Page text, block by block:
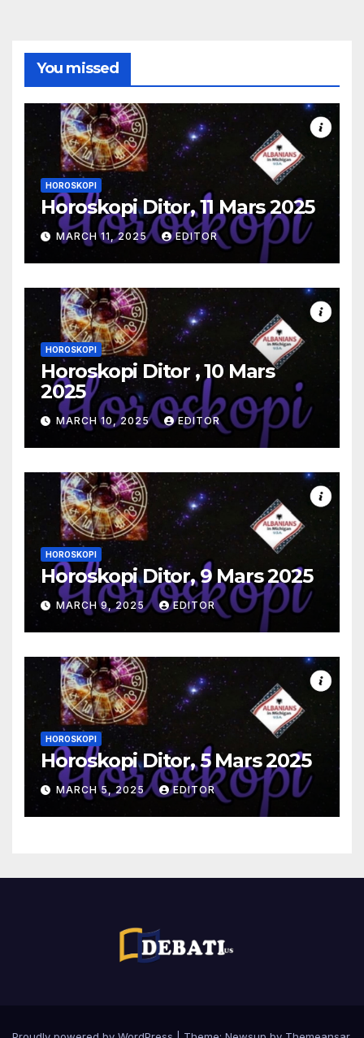
You missed
HOROSKOPI
Horoskopi Ditor, 11 Mars 2025
MARCH 11, 2025 EDITOR
HOROSKOPI
Horoskopi Ditor , 10 Mars
2025
MARCH 10, 2025 EDITOR
HOROSKOPI
Horoskopi Ditor, 9 Mars 2025
MARCH 9, 2025 EDITOR
HOROSKOPI
Horoskopi Ditor, 5 Mars 2025
MARCH 5, 2025 EDITOR